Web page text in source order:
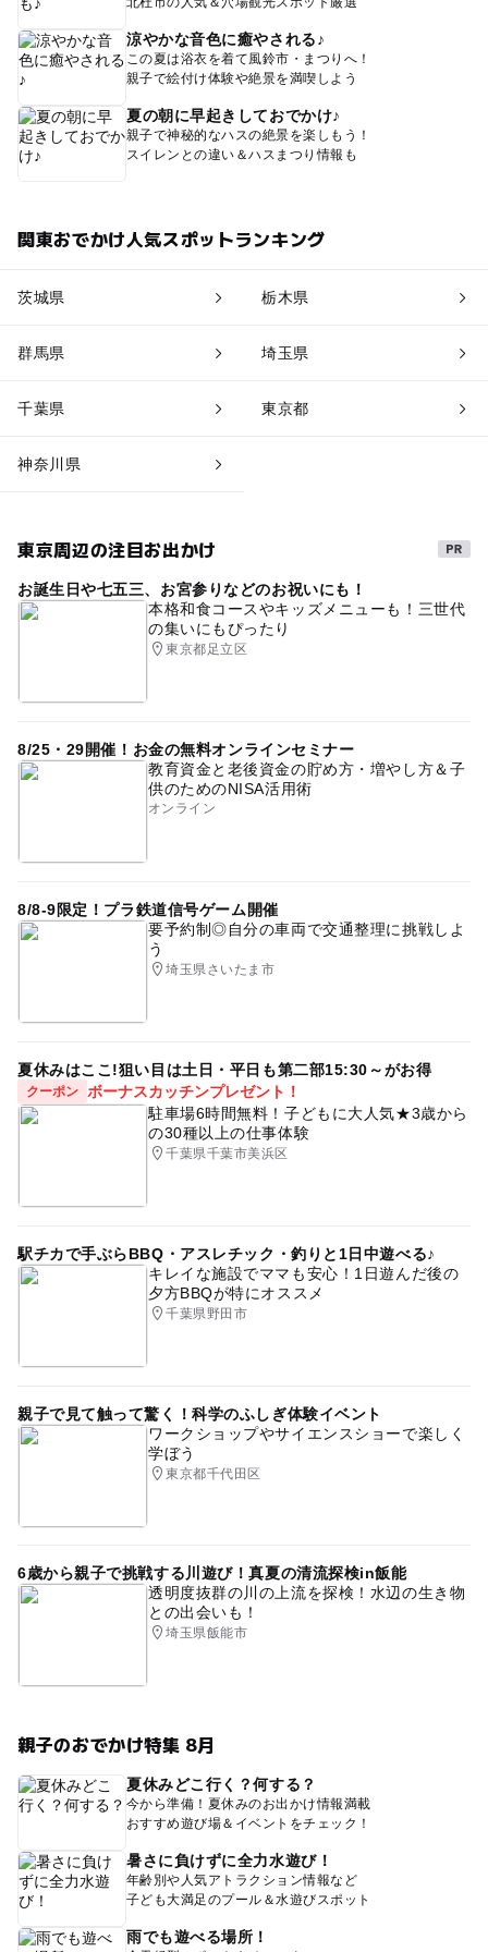
涼やかな音色に癒やされる♪
この夏は浴衣を着て風鈴市・まつりへ！
親子で絵付け体験や絶景を満喫しよう
夏の朝に早起きしておでかけ♪
親子で神秘的なハスの絶景を楽しもう！
スイレンとの違い＆ハスまつり情報も
関東おでかけ人気スポットランキング
茨城県 栃木県
群馬県 埼玉県
千葉県 東京都
神奈川県
東京周辺の注目お出かけ
お誕生日や七五三、お宮参りなどのお祝いにも！
本格和食コースやキッズメニューも！三世代
の集いにもぴったり
東京都足立区
8/25・29開催！お金の無料オンラインセミナー
教育資金と老後資金の貯め方・増やし方＆子
供のためのNISA活用術
オンライン
8/8-9限定！プラ鉄道信号ゲーム開催
要予約制◎自分の車両で交通整理に挑戦しよ
う
埼玉県さいたま市
夏休みはここ!狙い目は土日・平日も第二部15:30～がお得
クーポン
ボーナスカッチンプレゼント！
駐車場6時間無料！子どもに大人気★3歳から
の30種以上の仕事体験
千葉県千葉市美浜区
駅チカで手ぶらBBQ・アスレチック・釣りと1日中遊べる♪
キレイな施設でママも安心！1日遊んだ後の
夕方BBQが特にオススメ
千葉県野田市
親子で見て触って驚く！科学のふしぎ体験イベント
ワークショップやサイエンスショーで楽しく
学ぼう
東京都千代田区
6歳から親子で挑戦する川遊び！真夏の清流探検in飯能
透明度抜群の川の上流を探検！水辺の生き物
との出会いも！
埼玉県飯能市
親子のおでかけ特集 8月
夏休みどこ行く？何する？
今から準備！夏休みのお出かけ情報満載
おすすめ遊び場＆イベントをチェック！
暑さに負けずに全力水遊び！
年齢別や人気アトラクション情報など
子ども大満足のプール＆水遊びスポット
雨でも遊べる場所！